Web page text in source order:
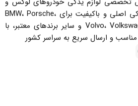
اروپایی، تأمین قطعات یدکی اصلی و باکیفیت برای BMW، Porsche،
Volvo، Volkswagen، Audi، Beetle، Benz و سایر برندهای معتبر، با
و ارسال سریع به سراسر کشور